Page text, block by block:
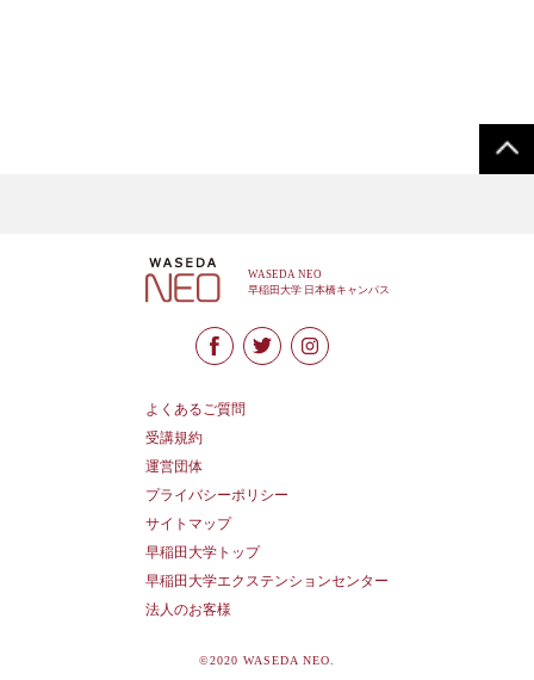
よくあるご質問
受講規約
運営団体
プライバシーポリシー
サイトマップ
早稲田大学トップ
早稲田大学エクステンションセンター
法人のお客様
©2020 WASEDA NEO.